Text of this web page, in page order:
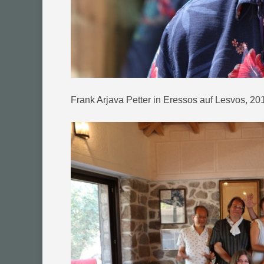
Frank Arjava Petter in Eressos auf Lesvos,